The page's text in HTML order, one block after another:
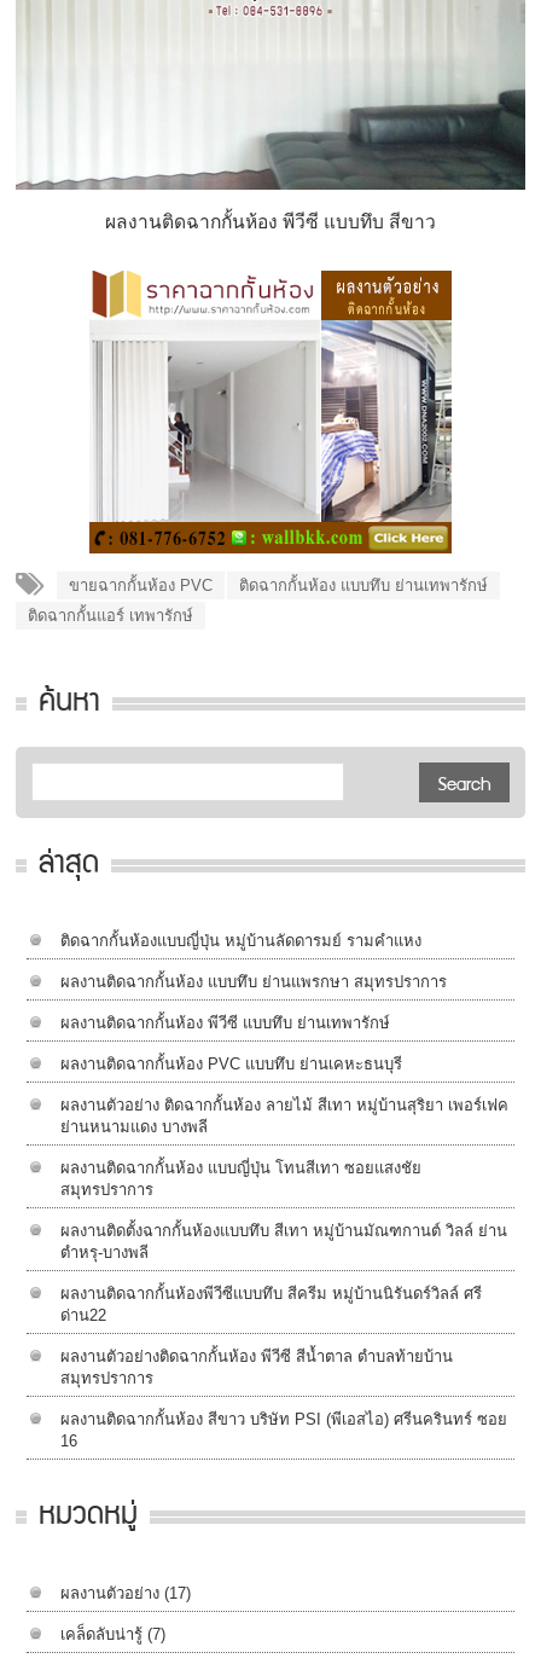
ผลงานติดฉากกั้นห้อง พีวีซี แบบทึบ สีขาว
ขายฉากกั้นห้อง PVC
ติดฉากกั้นห้อง แบบทึบ ย่านเทพารักษ์
ติดฉากกั้นแอร์ เทพารักษ์
ค้นหา
ล่าสุด
ติดฉากกั้นห้องแบบญี่ปุ่น หมู่บ้านลัดดารมย์ รามคำแหง
ผลงานติดฉากกั้นห้อง แบบทึบ ย่านแพรกษา สมุทรปราการ
ผลงานติดฉากกั้นห้อง พีวีซี แบบทึบ ย่านเทพารักษ์
ผลงานติดฉากกั้นห้อง PVC แบบทึบ ย่านเคหะธนบุรี
ผลงานตัวอย่าง ติดฉากกั้นห้อง ลายไม้ สีเทา หมู่บ้านสุริยา เพอร์เฟค
ย่านหนามแดง บางพลี
ผลงานติดฉากกั้นห้อง แบบญี่ปุ่น โทนสีเทา ซอยแสงชัย
สมุทรปราการ
ผลงานติดตั้งฉากกั้นห้องแบบทึบ สีเทา หมู่บ้านมัณฑกานต์ วิลล์ ย่าน
ตำหรุ-บางพลี
ผลงานติดฉากกั้นห้องพีวีซีแบบทึบ สีครีม หมู่บ้านนิรันดร์วิลล์​ ศรี
ด่าน22
ผลงานตัวอย่างติดฉากกั้นห้อง พีวีซี สีน้ำตาล ตำบลท้ายบ้าน
สมุทรปราการ
ผลงานติดฉากกั้นห้อง สีขาว บริษัท PSI (พีเอสไอ) ศรีนครินทร์ ซอย
16
หมวดหมู่
ผลงานตัวอย่าง(17)
เคล็ดลับน่ารู้(7)